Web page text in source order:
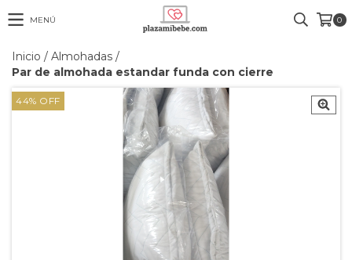
MENÚ 0
Inicio / Almohadas /
Par de almohada estandar funda con cierre
44% OFF